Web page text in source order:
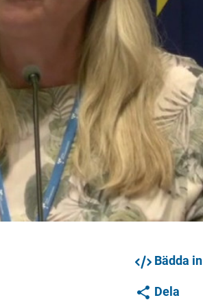
Bädda in
Dela